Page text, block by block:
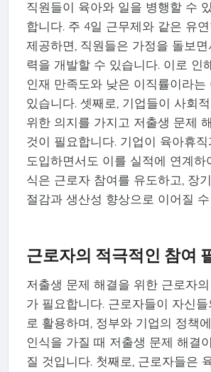
직원들이 육아와 일을 병행할 수
합니다. 주 4일 근무제와 같은 유
제공하면, 직원들은 가정을 돌보
력을 개발할 수 있습니다. 이로 인
인재 만족도와 낮은 이직률이라는
있습니다. 셋째로, 기업들이 사회
위한 의지를 가지고 저출생 문제
것이 필요합니다. 기업이 육아휴
도입하면서도 이를 실적에 연계하
식은 근로자 참여를 유도하고, 장
절감과 생산성 향상으로 이어질
근로자의 적극적인 참여
저출생 문제 해결을 위한 근로자
가 필요합니다. 근로자들이 자신
로 활용하며, 정부와 기업의 정책
인식을 가질 때 저출생 문제 해결
질 것입니다. 첫째로, 근로자들은